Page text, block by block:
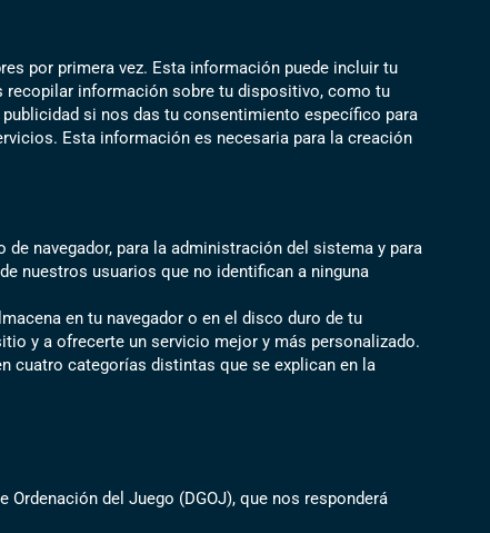
por primera vez. Esta información puede incluir tu
recopilar información sobre tu dispositivo, como tu
si nos das tu consentimiento específico para
Esta información es necesaria para la creación
navegador, para la administración del sistema y para
nuestros usuarios que no identifican a ninguna
en tu navegador o en el disco duro de tu
y a ofrecerte un servicio mejor y más personalizado.
cuatro categorías distintas que se explican en la
del Juego (DGOJ), que nos responderá